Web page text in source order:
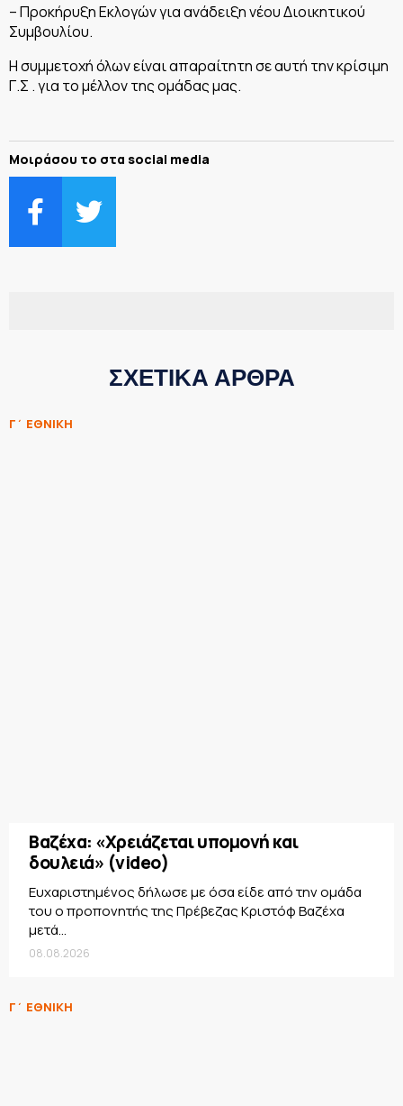
– Προκήρυξη Εκλογών για ανάδειξη νέου Διοικητικού
Συμβουλίου.
Η συμμετοχή όλων είναι απαραίτητη σε αυτή την κρίσιμη
Γ.Σ . για το μέλλον της ομάδας μας.
Μοιράσου το στα social media
ΣΧΕΤΙΚΑ ΑΡΘΡΑ
Γ΄ ΕΘΝΙΚΗ
Βαζέχα: «Χρειάζεται υπομονή και
δουλειά» (video)
Ευχαριστημένος δήλωσε με όσα είδε από την ομάδα
του ο προπονητής της Πρέβεζας Κριστόφ Βαζέχα
μετά...
08.08.2026
Γ΄ ΕΘΝΙΚΗ